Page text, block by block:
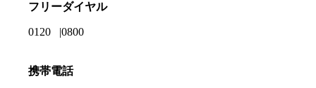
フリーダイヤル
0120 0800
携帯電話